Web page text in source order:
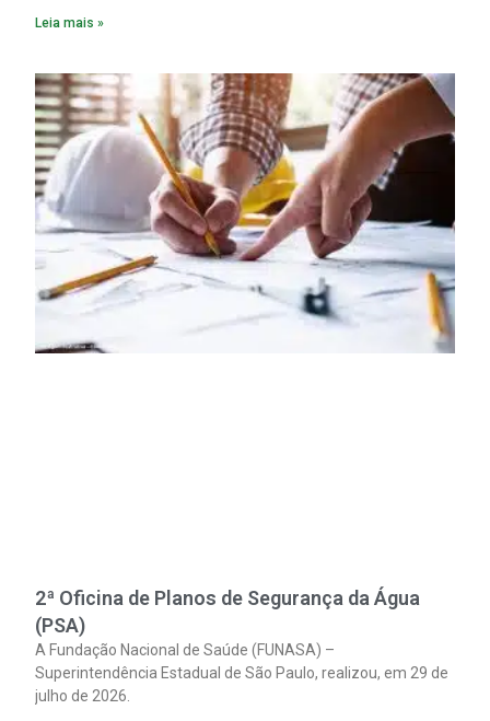
Leia mais »
2ª Oficina de Planos de Segurança da Água
(PSA)
A Fundação Nacional de Saúde (FUNASA) –
Superintendência Estadual de São Paulo, realizou, em 29 de
julho de 2026.